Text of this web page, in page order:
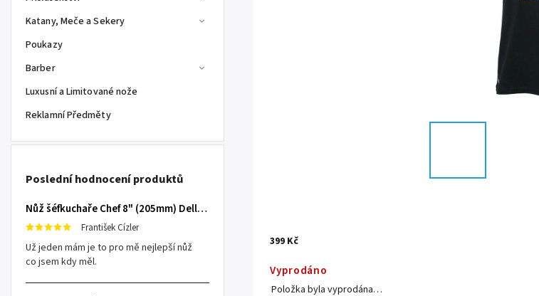
Katany, Meče a Sekery
Poukazy
Barber
Luxusní a Limitované nože
Reklamní Předměty
Poslední hodnocení produktů
Nůž šéfkuchaře Chef 8" (205mm) Dellinger TOIVO - Professional Damascus
František Cízler
Už jeden mám je to pro mě nejlepší nůž
co jsem kdy měl.
399 Kč
Vyprodáno
Položka byla vyprodána…